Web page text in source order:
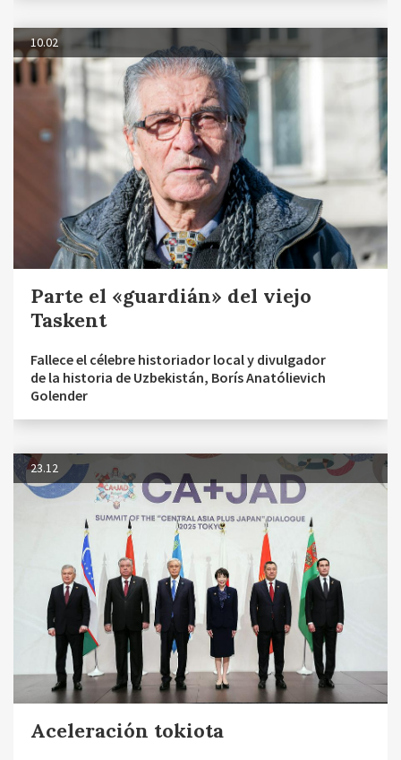
10.02
Parte el «guardián» del viejo
Taskent
Fallece el célebre historiador local y divulgador
de la historia de Uzbekistán, Borís Anatólievich
Golender
23.12
Aceleración tokiota